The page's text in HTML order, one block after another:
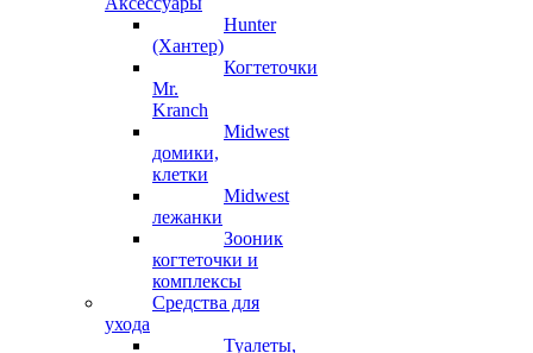
Hunter
(Хантер)
Когтеточки
Mr.
Kranch
Midwest
домики,
клетки
Midwest
лежанки
Зооник
когтеточки и
комплексы
Средства для
ухода
Туалеты,